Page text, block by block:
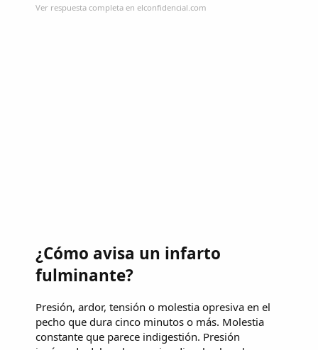
Ver respuesta completa en elconfidencial.com
¿Cómo avisa un infarto
fulminante?
Presión, ardor, tensión o molestia opresiva en el
pecho que dura cinco minutos o más. Molestia
constante que parece indigestión. Presión